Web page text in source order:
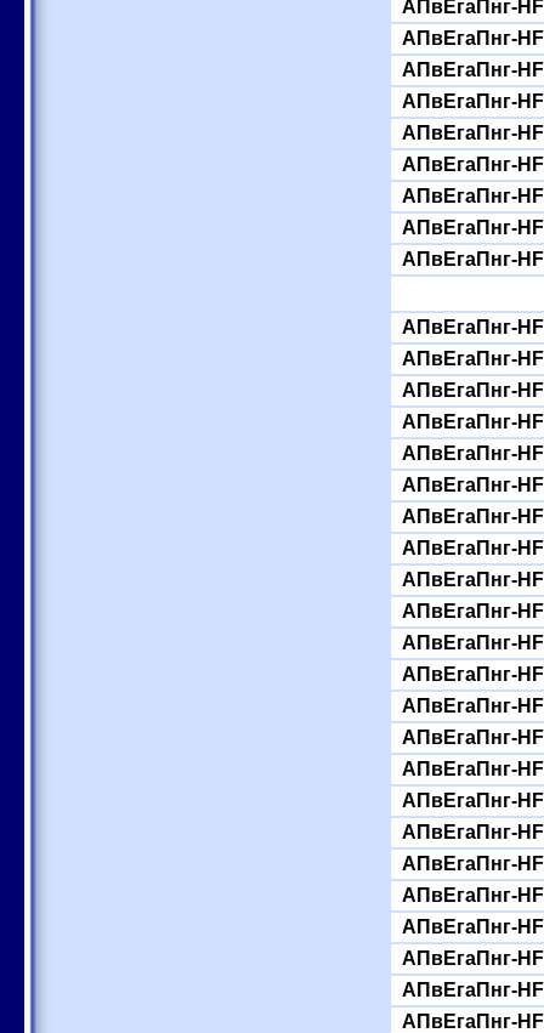
АПвЕгаПнг-
АПвЕгаПнг-
АПвЕгаПнг-
АПвЕгаПнг-
АПвЕгаПнг-
АПвЕгаПнг-
АПвЕгаПнг-
АПвЕгаПнг-
АПвЕгаПнг-
АПвЕгаПнг-
АПвЕгаПнг-
АПвЕгаПнг-
АПвЕгаПнг-
АПвЕгаПнг-
АПвЕгаПнг-
АПвЕгаПнг-
АПвЕгаПнг-
АПвЕгаПнг-
АПвЕгаПнг-
АПвЕгаПнг-
АПвЕгаПнг-
АПвЕгаПнг-
АПвЕгаПнг-
АПвЕгаПнг-
АПвЕгаПнг-
АПвЕгаПнг-
АПвЕгаПнг-
АПвЕгаПнг-
АПвЕгаПнг-
АПвЕгаПнг-
АПвЕгаПнг-
АПвЕгаПнг-